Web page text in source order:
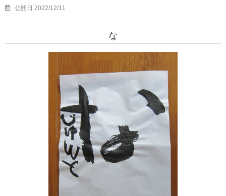
公開日 2022/12/11
な